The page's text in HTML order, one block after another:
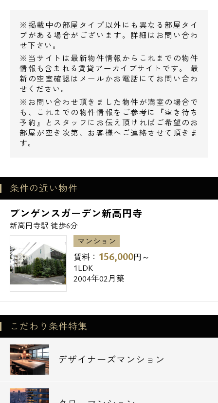
※掲載中の部屋タイプ以外にも異なる部屋タイ
プがある場合がございます。詳細はお問い合わ
せ下さい。
※当サイトは最新物件情報からこれまでの物件
情報も含まれる賃貸アーカイブサイトです。 最
新の空室確認はメールかお電話にてお問い合わ
せください。
※お問い合わせ頂きました物件が満室の場合で
も、これまでの物件情報をご参考に『空き待ち
予約』とスタッフにお伝え頂ければご希望のお
部屋が空き次第、お客様へご連絡させて頂きま
す。
条件の近い物件
プンゲンスガーデン新高円寺
新高円寺駅 徒歩6分
マンション
賃料： 156,000円～
1LDK
2004年02月築
こだわり条件特集
デザイナーズマンション
電話でお問い合わせ
0120-500-529
営業時間 10：00～18：00
メールでお問い合わせ
お問い合わせ